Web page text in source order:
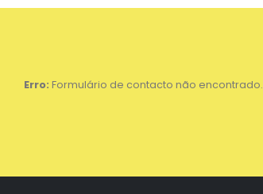
Erro: Formulário de contacto não encontrado.